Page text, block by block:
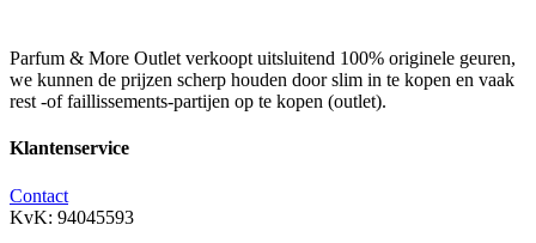
Parfum & More Outlet verkoopt uitsluitend 100% originele geuren,
we kunnen de prijzen scherp houden door slim in te kopen en vaak
rest -of faillissements-partijen op te kopen (outlet).
Klantenservice
Contact
KvK: 94045593